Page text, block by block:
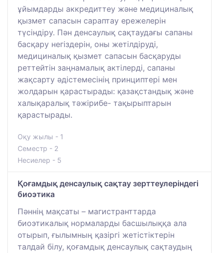
ұйымдарды аккредиттеу және медициналық
қызмет сапасын сараптау ережелерін
түсіндіру. Пән денсаулық сақтаудағы сапаны
басқару негіздерін, оны жетілдіруді,
медициналық қызмет сапасын басқаруды
реттейтін заңнамалық актілерді, сапаны
жақсарту әдістемесінің принциптері мен
жолдарын қарастырады: қазақстандық және
халықаралық тәжірибе- тақырыптарын
қарастырады.
Оқу жылы - 1
Семестр - 2
Несиелер - 5
Қоғамдық денсаулық сақтау зерттеулеріндегі
биоэтика
Пәннің мақсаты – магистранттарда
биоэтикалық нормаларды басшылыққа ала
отырып, ғылымның қазіргі жетістіктерін
талдай білу, қоғамдық денсаулық сақтаудың